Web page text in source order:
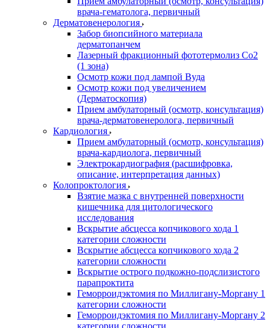
врача-гематолога, первичный
Дерматовенерология
Забор биопсийного материала
дерматопанчем
Лазерный фракционный фототермолиз Со2
(1 зона)
Осмотр кожи под лампой Вуда
Осмотр кожи под увеличением
(Дерматоскопия)
Прием амбулаторный (осмотр, консультация)
врача-дерматовенеролога, первичный
Кардиология
Прием амбулаторный (осмотр, консультация)
врача-кардиолога, первичный
Электрокардиография (расшифровка,
описание, интерпретация данных)
Колопроктология
Взятие мазка с внутренней поверхности
кишечника для цитологического
исследования
Вскрытие абсцесса копчикового хода 1
категории сложности
Вскрытие абсцесса копчикового хода 2
категории сложности
Вскрытие острого подкожно-подслизистого
парапроктита
Геморроидэктомия по Миллигану-Моргану 1
категории сложности
Геморроидэктомия по Миллигану-Моргану 2
категории сложности